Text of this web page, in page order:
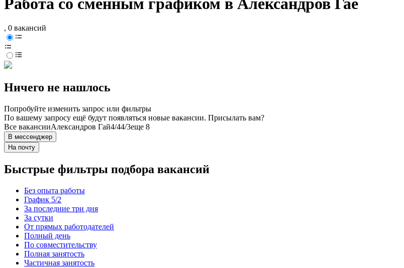
, 0 вакансий
Ничего не нашлось
Попробуйте изменить запрос или фильтры
По вашему запросу ещё будут появляться новые вакансии. Присылать вам?
Все вакансииАлександров Гай4/44/3еще 8
В мессенджер
На почту
Быстрые фильтры подбора вакансий
Без опыта работы
График 5/2
За последние три дня
За сутки
От прямых работодателей
Полный день
По совместительству
Полная занятость
Частичная занятость